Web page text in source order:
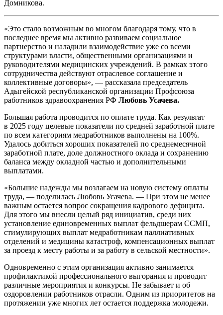
Домникова.
«Это стало возможным во многом благодаря тому, что в
последнее время мы активно развиваем социальное
партнерство и наладили взаимодействие уже со всеми
структурами власти, общественными организациями и
руководителями медицинских учреждений. В рамках этого
сотрудничества действуют отраслевое соглашение и
коллективные договоры», — рассказала председатель
Адыгейской республиканской организации Профсоюза
работников здравоохранения РФ Любовь Усачева.
Большая работа проводится по оплате труда. Как результат —
в 2025 году целевые показатели по средней заработной плате
по всем категориям медработников выполнены на 100%.
Удалось добиться хороших показателей по среднемесячной
заработной плате, доле должностного оклада и сохранению
баланса между окладной частью и дополнительными
выплатами.
«Большие надежды мы возлагаем на новую систему оплаты
труда, — поделилась Любовь Усачева. — При этом не менее
важным остается вопрос сокращения кадрового дефицита.
Для этого мы внесли целый ряд инициатив, среди них
установление единовременных выплат фельдшерам ССМП,
стимулирующих выплат медработникам паллиативных
отделений и медицины катастроф, компенсационных выплат
за проезд к месту работы и за работу в сельской местности».
Одновременно с этим организация активно занимается
профилактикой профессионального выгорания и проводит
различные мероприятия и конкурсы. Не забывает и об
оздоровлении работников отрасли. Одним из приоритетов на
протяжении уже многих лет остается поддержка молодежи.